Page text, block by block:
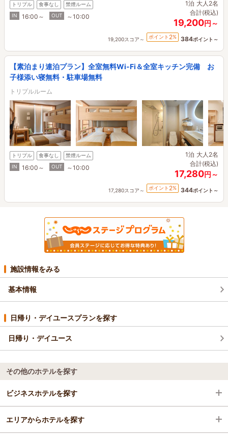
トリプル 食事なし
禁煙ルーム
IN
16:00～ OUT ～10:00
1泊 大人2名
合計(税込)
19,200円～
19,200スコア～ ポイント 2% 384ポイント～
【素泊まり連泊プラン】全室無料Wi-Fi＆全室キッチン完備 お
子様添い寝無料・駐車場無料
トリプルルーム
トリプル 食事なし
禁煙ルーム
IN
16:00～ OUT ～10:00
1泊 大人2名
合計(税込)
17,280円～
17,280スコア～ ポイント 2% 344ポイント～
施設情報をみる
基本情報
日帰り・デイユースプランを探す
日帰り・デイユース
その他のホテルを探す
ビジネスホテルを探す
北海道
エリアからホテルを探す